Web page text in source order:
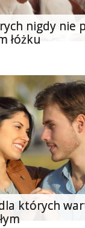
nigdy nie
łóżku
których